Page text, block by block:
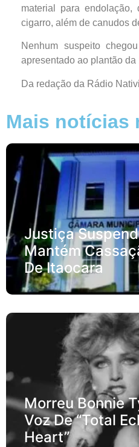
material para endolação,
cigarro, além de canudos
Nenhum suspeito
apresentado ao plantão da
Da redação da Rádio
Mais notícias
Justiça
Mantém
De Itaocara
Morreu Bonnie
Voz De “Total
Heart”